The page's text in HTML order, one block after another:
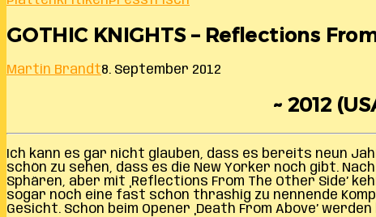
GOTHIC KNIGHTS – Reflections
Martin Brandt8. September 2012
~ 2012
Ich kann es gar nicht glauben, dass es bereits neun
schön zu sehen, dass es die New Yorker noch gibt.
Sphären, aber mit ‚Reflections From The Other Side’
sogar noch eine fast schon thrashig zu nennende
Gesicht. Schon beim Opener ‚Death From Above’